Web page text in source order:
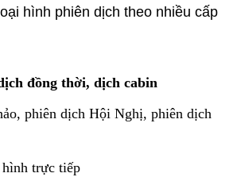
hình phiên dịch theo nhiều cấp
đồng thời, dịch cabin
phiên dịch Hội Nghị, phiên dịch
trực tiếp